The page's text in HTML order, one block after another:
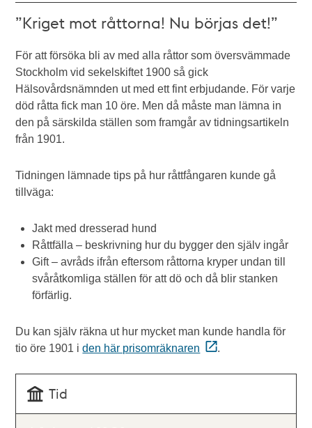
”Kriget mot råttorna! Nu börjas det!”
För att försöka bli av med alla råttor som översvämmade
Stockholm vid sekelskiftet 1900 så gick
Hälsovårdsnämnden ut med ett fint erbjudande. För varje
död råtta fick man 10 öre. Men då måste man lämna in
den på särskilda ställen som framgår av tidningsartikeln
från 1901.
Tidningen lämnade tips på hur råttfångaren kunde gå
tillväga:
Jakt med dresserad hund
Råttfälla – beskrivning hur du bygger den själv ingår
Gift – avråds ifrån eftersom råttorna kryper undan till
svåråtkomliga ställen för att dö och då blir stanken
förfärlig.
Du kan själv räkna ut hur mycket man kunde handla för
tio öre 1901 iden här prisomräknaren .
Tid